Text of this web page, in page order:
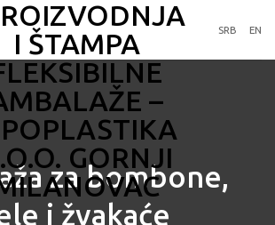
SRB EN
za bombone,
i žvakaće